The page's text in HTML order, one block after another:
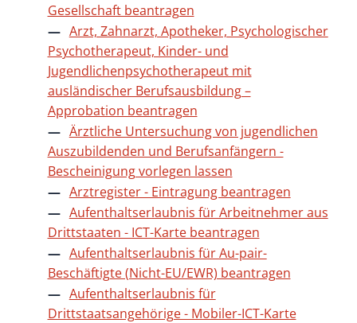
Gesellschaft beantragen
Arzt, Zahnarzt, Apotheker, Psychologischer
Psychotherapeut, Kinder- und
Jugendlichenpsychotherapeut mit
ausländischer Berufsausbildung –
Approbation beantragen
Ärztliche Untersuchung von jugendlichen
Auszubildenden und Berufsanfängern -
Bescheinigung vorlegen lassen
Arztregister - Eintragung beantragen
Aufenthaltserlaubnis für Arbeitnehmer aus
Drittstaaten - ICT-Karte beantragen
Aufenthaltserlaubnis für Au-pair-
Beschäftigte (Nicht-EU/EWR) beantragen
Aufenthaltserlaubnis für
Drittstaatsangehörige - Mobiler-ICT-Karte